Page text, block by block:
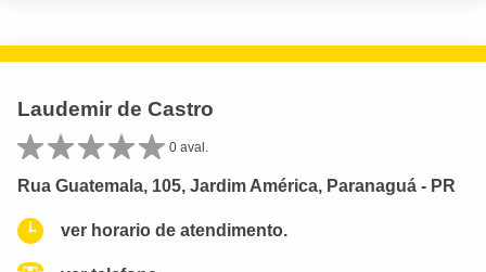
Laudemir de Castro
0 aval.
Rua Guatemala, 105, Jardim América, Paranaguá - PR
ver horario de atendimento.